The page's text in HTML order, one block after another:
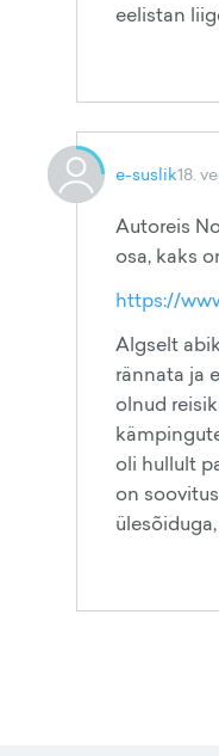
eelistan
e-suslik18.
Autoreis
osa, kaks
https://
Algselt
rännata ja
olnud
oli hullult
on